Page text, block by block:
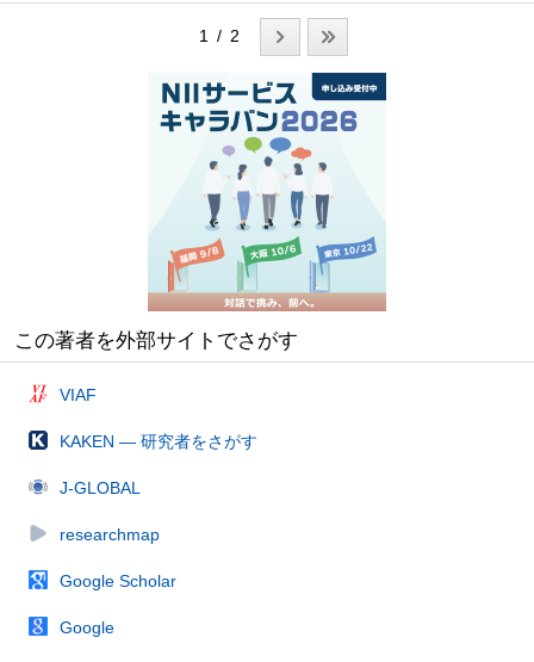
1 / 2
この著者を外部サイトでさがす
VIAF
KAKEN — 研究者をさがす
J-GLOBAL
researchmap
Google Scholar
Google